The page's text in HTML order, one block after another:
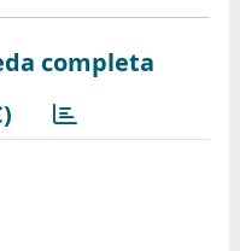
completa